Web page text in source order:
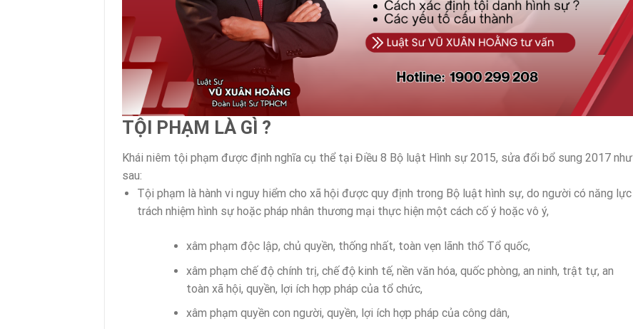
TỘI PHẠM LÀ GÌ ?
Khái niêm tội phạm được định nghĩa cụ thể tại Điều 8 Bộ luật Hình sự 2015, sửa đổi bổ sung 2017 như
sau:
Tội phạm là hành vi nguy hiểm cho xã hội được quy định trong Bộ luật hình sự, do người có năng lực
trách nhiệm hình sự hoặc pháp nhân thương mại thực hiện một cách cố ý hoặc vô ý,
xâm phạm độc lập, chủ quyền, thống nhất, toàn vẹn lãnh thổ Tổ quốc,
xâm phạm chế độ chính trị, chế độ kinh tế, nền văn hóa, quốc phòng, an ninh, trật tự, an
toàn xã hội, quyền, lợi ích hợp pháp của tổ chức,
xâm phạm quyền con người, quyền, lợi ích hợp pháp của công dân,